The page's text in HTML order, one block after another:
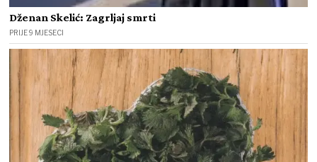
Dženan Skelić: Zagrljaj smrti
PRIJE 9 MJESECI